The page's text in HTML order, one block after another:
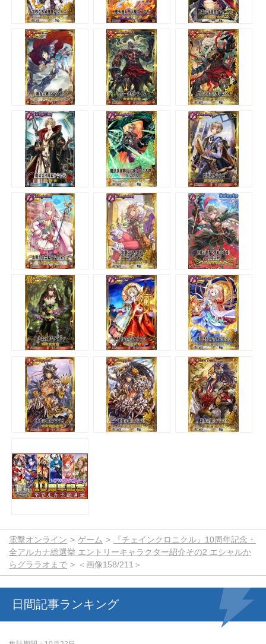
電撃オンライン ゲーム
『チェインクロニクル』10周年記念・
全アルカナ総選挙 エントリーキャラクター紹介その2 エシャルか
らグララオまで
＜画像158/211＞
日間記事ランキング